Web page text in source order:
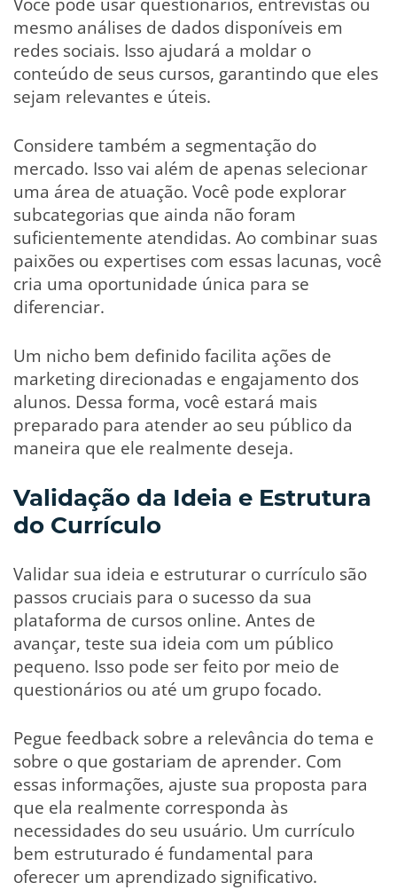
mesmo análises de dados disponíveis em
redes sociais. Isso ajudará a moldar o
conteúdo de seus cursos, garantindo que eles
sejam relevantes e úteis.
Considere também a segmentação do
mercado. Isso vai além de apenas selecionar
uma área de atuação. Você pode explorar
subcategorias que ainda não foram
suficientemente atendidas. Ao combinar suas
paixões ou expertises com essas lacunas, você
cria uma oportunidade única para se
diferenciar.
Um nicho bem definido facilita ações de
marketing direcionadas e engajamento dos
alunos. Dessa forma, você estará mais
preparado para atender ao seu público da
maneira que ele realmente deseja.
Validação da Ideia e Estrutura
do Currículo
Validar sua ideia e estruturar o currículo são
passos cruciais para o sucesso da sua
plataforma de cursos online. Antes de
avançar, teste sua ideia com um público
pequeno. Isso pode ser feito por meio de
questionários ou até um grupo focado.
Pegue feedback sobre a relevância do tema e
sobre o que gostariam de aprender. Com
essas informações, ajuste sua proposta para
que ela realmente corresponda às
necessidades do seu usuário. Um currículo
bem estruturado é fundamental para
oferecer um aprendizado significativo.